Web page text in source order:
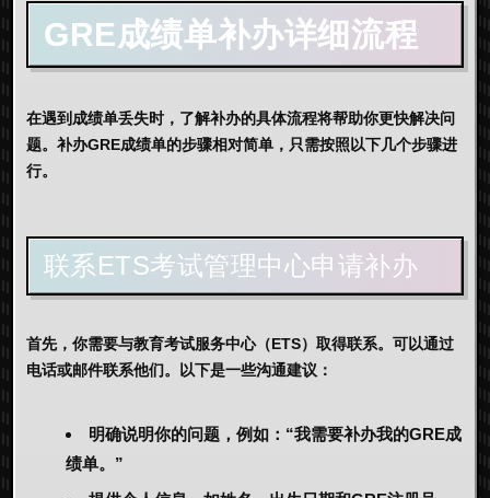
GRE成绩单补办详细流程
在遇到成绩单丢失时，了解补办的具体流程将帮助你更快解决问
题。补办GRE成绩单的步骤相对简单，只需按照以下几个步骤进
行。
联系ETS考试管理中心申请补办
首先，你需要与教育考试服务中心（ETS）取得联系。可以通过
电话或邮件联系他们。以下是一些沟通建议：
明确说明你的问题，例如：“我需要补办我的GRE成
绩单。”